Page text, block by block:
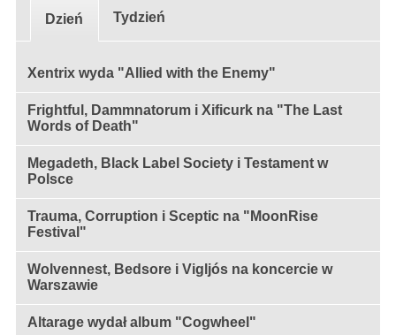
Dzień Tydzień
Xentrix wyda "Allied with the Enemy"
Frightful, Dammnatorum i Xificurk na "The Last
Words of Death"
Megadeth, Black Label Society i Testament w
Polsce
Trauma, Corruption i Sceptic na "MoonRise
Festival"
Wolvennest, Bedsore i Vigljós na koncercie w
Warszawie
Altarage wydał album "Cogwheel"